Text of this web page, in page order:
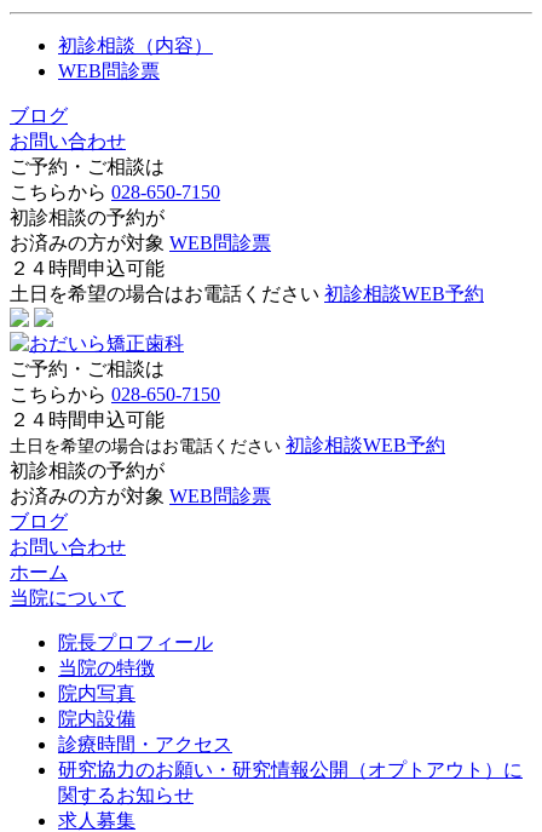
初診相談（内容）
WEB問診票
ブログ
お問い合わせ
ご予約・ご相談は
こちらから 028-650-7150
初診相談の予約が
お済みの方が対象 WEB問診票
２４時間申込可能
土日を希望の場合はお電話ください 初診相談WEB予約
ご予約・ご相談は
こちらから 028-650-7150
２４時間申込可能
土日を希望の場合はお電話ください 初診相談WEB予約
初診相談の予約が
お済みの方が対象 WEB問診票
ブログ
お問い合わせ
ホーム
当院について
院長プロフィール
当院の特徴
院内写真
院内設備
診療時間・アクセス
研究協力のお願い・研究情報公開（オプトアウト）に
関するお知らせ
求人募集